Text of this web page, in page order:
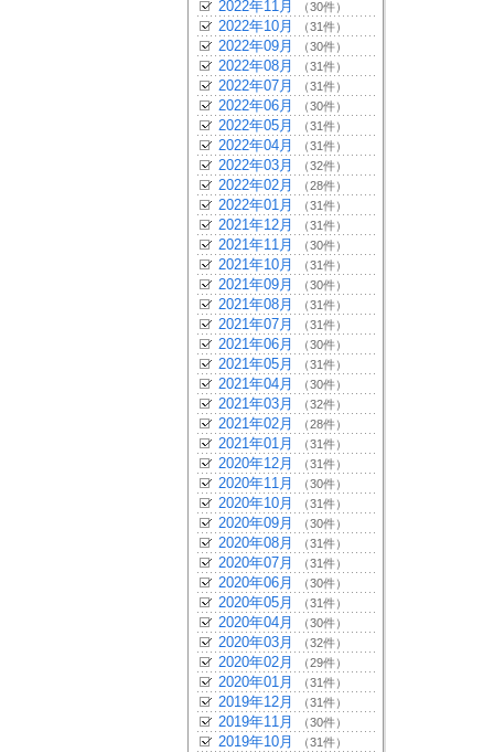
2022年11月 （30件）
2022年10月 （31件）
2022年09月 （30件）
2022年08月 （31件）
2022年07月 （31件）
2022年06月 （30件）
2022年05月 （31件）
2022年04月 （31件）
2022年03月 （32件）
2022年02月 （28件）
2022年01月 （31件）
2021年12月 （31件）
2021年11月 （30件）
2021年10月 （31件）
2021年09月 （30件）
2021年08月 （31件）
2021年07月 （31件）
2021年06月 （30件）
2021年05月 （31件）
2021年04月 （30件）
2021年03月 （32件）
2021年02月 （28件）
2021年01月 （31件）
2020年12月 （31件）
2020年11月 （30件）
2020年10月 （31件）
2020年09月 （30件）
2020年08月 （31件）
2020年07月 （31件）
2020年06月 （30件）
2020年05月 （31件）
2020年04月 （30件）
2020年03月 （32件）
2020年02月 （29件）
2020年01月 （31件）
2019年12月 （31件）
2019年11月 （30件）
2019年10月 （31件）